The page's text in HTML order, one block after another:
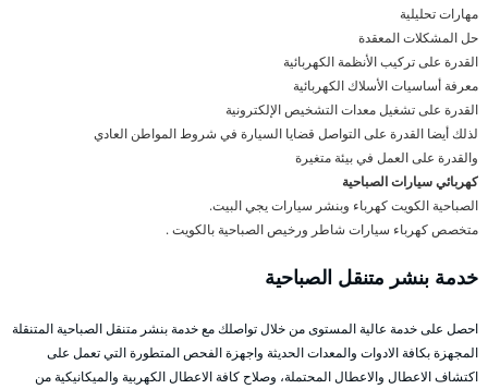
مهارات تحليلية
حل المشكلات المعقدة
القدرة على تركيب الأنظمة الكهربائية
معرفة أساسيات الأسلاك الكهربائية
القدرة على تشغيل معدات التشخيص الإلكترونية
لذلك أيضا القدرة على التواصل قضايا السيارة في شروط المواطن العادي
والقدرة على العمل في بيئة متغيرة
كهربائي سيارات الصباحية
الصباحية الكويت كهرباء وبنشر سيارات يجي البيت.
متخصص كهرباء سيارات شاطر ورخيص الصباحية بالكويت .
خدمة بنشر متنقل الصباحية
احصل على خدمة عالية المستوى من خلال تواصلك مع خدمة بنشر متنقل الصباحية المتنقلة
المجهزة بكافة الادوات والمعدات الحديثة واجهزة الفحص المتطورة التي تعمل على
اكتشاف الاعطال والاعطال المحتملة، وصلاح كافة الاعطال الكهربية والميكانيكية من